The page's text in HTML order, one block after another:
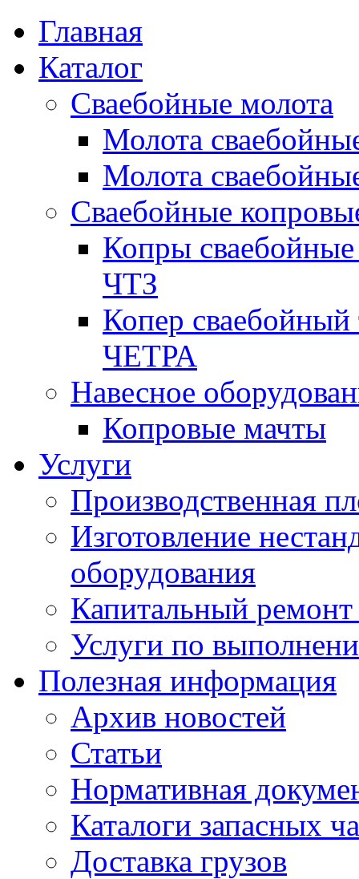
Перейти к основному содержанию
Главная
Каталог
Сваебойные молота
Молота
Молота
Сваебойные
Копры
ЧТЗ
Копер сваебойный
ЧЕТРА
Навесное
Копровые мачты
Услуги
Производственная
Изготовление
оборудования
Капитальный ремонт
Услуги по
Полезная информация
Архив новостей
Статьи
Нормативная
Каталоги запасных
Доставка грузов